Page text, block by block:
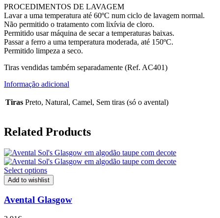
PROCEDIMENTOS DE LAVAGEM
Lavar a uma temperatura até 60ºC num ciclo de lavagem normal.
Não permitido o tratamento com lixívia de cloro.
Permitido usar máquina de secar a temperaturas baixas.
Passar a ferro a uma temperatura moderada, até 150ºC.
Permitido limpeza a seco.
Tiras vendidas também separadamente (Ref. AC401)
Informação adicional
Tiras Preto, Natural, Camel, Sem tiras (só o avental)
Related Products
Select options
Add to wishlist
Avental Glasgow